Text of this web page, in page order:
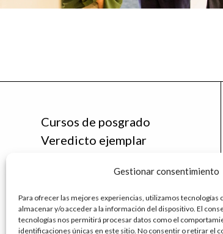
Gestionar consentimiento
Para ofrecer las mejores experiencias, utilizamos tecnologías
almacenar y/o acceder a la información del dispositivo. El
tecnologías nos permitirá procesar datos como el
identificaciones únicas en este sitio. No consentir o retirar el
Cursos de posgrado
Veredicto ejemplar
Contáctanos